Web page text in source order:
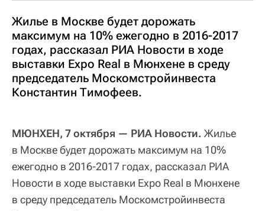
Жилье в Москве будет дорожать
максимум на 10% ежегодно в 2016-2017
годах, рассказал РИА Новости в ходе
выставки Expo Real в Мюнхене в среду
председатель Москомстройинвеста
Константин Тимофеев.
МЮНХЕН, 7 октября — РИА Новости. Жилье
в Москве будет дорожать максимум на 10%
ежегодно в 2016-2017 годах, рассказал РИА
Новости в ходе выставки Expo Real в Мюнхене
в среду председатель Москомстройинвеста